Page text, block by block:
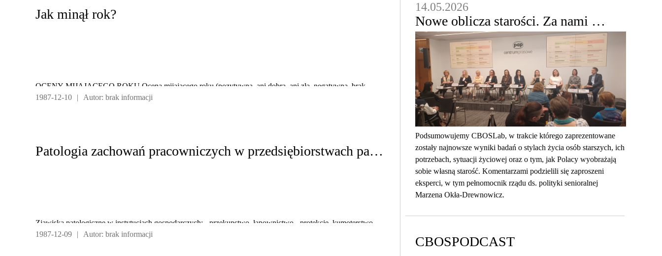
Jak minął rok?
OCENY MIJAJĄCEGO ROKU Ocena mijającego roku (pozytywna, ani dobra, ani zła, negatywna, brak
oceny) w wymiarze spraw:
1987-12-10 | Autor: brak informacji
Patologia zachowań pracowniczych w przedsiębiorstwach państwowych w świetle struktury cech ich załóg
Zjawiska patologiczne w instytucjach gospodarczych: - przekupstwo, łapownictwo - protekcje, kumoterstwo,
klikowość
1987-12-09 | Autor: brak informacji
14.05.2026
Nowe oblicza starości. Za nami CBOSLab "Senior 2.0"
Podsumowujemy CBOSLab, w trakcie którego zaprezentowane
zostały najnowsze wyniki badań o stylach życia osób starszych, ich
potrzebach, sytuacji życiowej oraz o tym, jak Polacy wyobrażają
sobie własną starość. Komentarzami podzielili się zaproszeni
eksperci, w tym pełnomocnik rządu ds. polityki senioralnej
Marzena Okła-Drewnowicz.
CBOSPODCAST